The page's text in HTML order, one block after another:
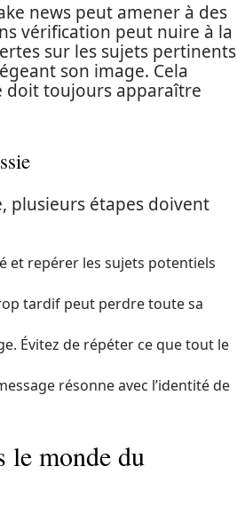
news peut amener à des
vérification peut nuire à la
sur les sujets pertinents
son image. Cela
doit toujours apparaître
plusieurs étapes doivent
et repérer les sujets potentiels
tardif peut perdre toute sa
Évitez de répéter ce que tout le
résonne avec l’identité de
le monde du